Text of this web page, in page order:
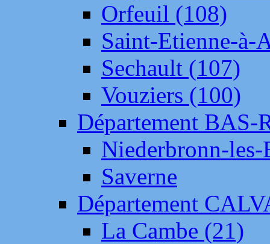
Orfeuil (108)
Saint-Etienne-à-
Sechault (107)
Vouziers (100)
Département BAS-
Niederbronn-
Saverne
Département
La Cambe (21)